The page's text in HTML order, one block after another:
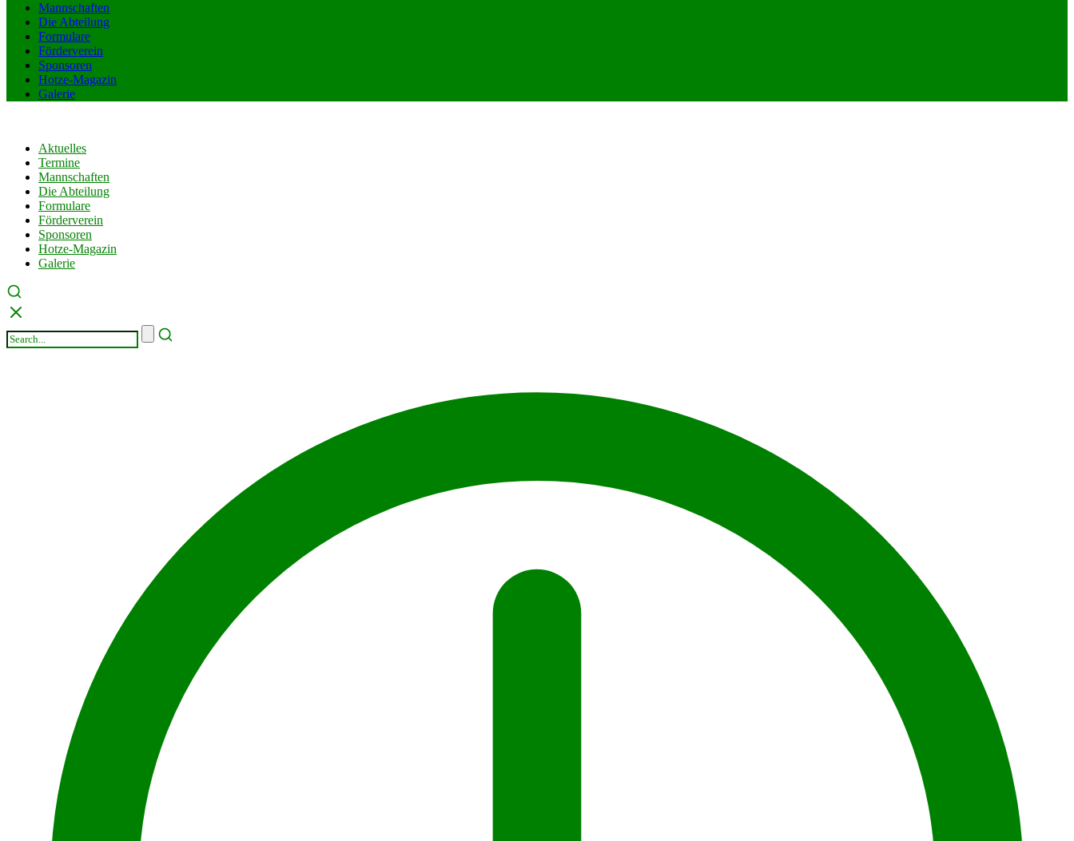
Mannschaften
Die Abteilung
Formulare
Förderverein
Sponsoren
Hotze-Magazin
Galerie
Aktuelles
Termine
Mannschaften
Die Abteilung
Formulare
Förderverein
Sponsoren
Hotze-Magazin
Galerie